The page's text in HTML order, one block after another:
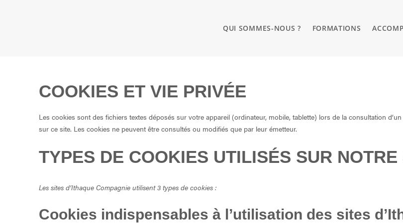
QUI SOMMES-NOUS ? FORMATIONS
COOKIES ET VIE PRIVÉE
Les cookies sont des fichiers textes déposés sur votre appareil (ordinateur, mobile, tablette) lors de la consultation
sur ce site. Les cookies ne peuvent être consultés ou modifiés que par leur émetteur.
TYPES DE COOKIES UTILISÉS SUR NOTRE
Les sites d’Ithaque Compagnie utilisent 3 types de cookies :
Cookies indispensables à l’utilisation des sites